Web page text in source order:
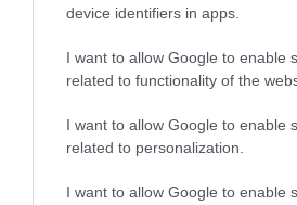
device identifiers in apps.
I want to allow Google to enable
related to functionality of the
I want to allow Google to enable
related to personalization.
I want to allow Google to enable